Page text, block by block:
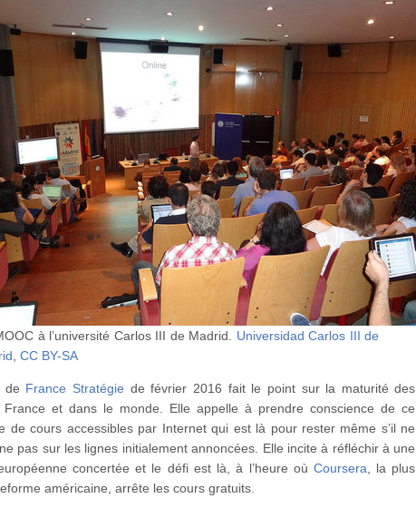
à l’université Carlos III de Madrid.
Universidad Carlos III de
,CC BY-SA
de France Stratégie de février 2016 fait le point sur la maturité des
France et dans le monde. Elle appelle à prendre conscience de ce
de cours accessibles par Internet qui est là pour rester même s’il ne
pas sur les lignes initialement annoncées. Elle incite à réfléchir à une
concertée et le défi est là, à l’heure où Coursera , la plus
américaine, arrête les cours gratuits.